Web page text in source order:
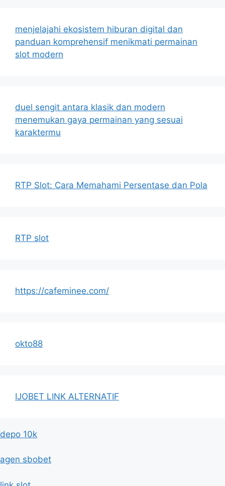
menjelajahi ekosistem hiburan digital dan
panduan komprehensif menikmati permainan
slot modern
duel sengit antara klasik dan modern
menemukan gaya permainan yang sesuai
karaktermu
RTP Slot: Cara Memahami Persentase dan Pola
RTP slot
https://cafeminee.com/
okto88
IJOBET LINK ALTERNATIF
depo 10k
agen sbobet